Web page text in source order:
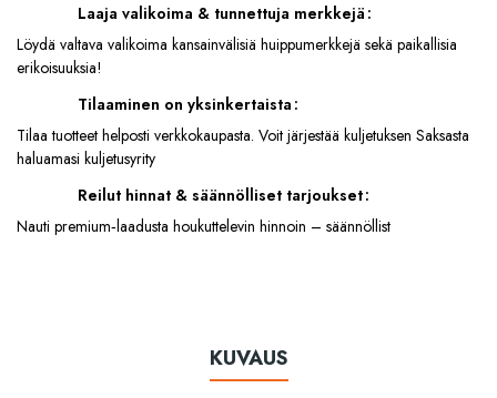
Laaja valikoima & tunnettuja merkkejä
Löydä valtava valikoima kansainvälisiä huippumerkkejä sekä paikallisia
erikoisuuksia!
Tilaaminen on yksinkertaista
Tilaa tuotteet helposti verkkokaupasta. Voit järjestää kuljetuksen Saksasta
haluamasi kuljetusyrity
Reilut hinnat & säännölliset tarjoukset
Nauti premium‑laadusta houkuttelevin hinnoin – säännöllist
KUVAUS